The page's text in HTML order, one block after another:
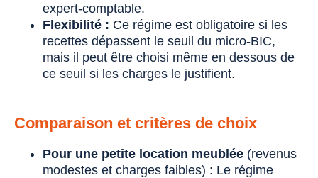
expert-comptable.
Flexibilité : Ce régime est obligatoire si les
recettes dépassent le seuil du micro-BIC,
mais il peut être choisi même en dessous de
ce seuil si les charges le justifient.
Comparaison et critères de choix
Pour une petite location meublée (revenus
modestes et charges faibles) : Le régime